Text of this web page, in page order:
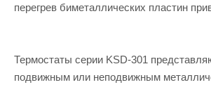
перегрев биметаллических пластин
Термостаты серии KSD-301
подвижным или неподвижным